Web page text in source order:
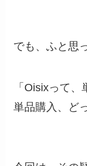
でも、ふと思
「Oisixって
単品購入、ど